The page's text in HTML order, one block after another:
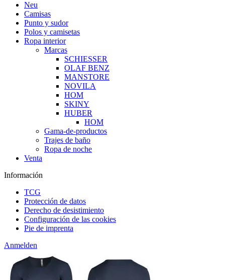
Neu
Camisas
Punto y sudor
Polos y camisetas
Ropa interior
Marcas
SCHIESSER
OLAF BENZ
MANSTORE
NOVILA
HOM
SKINY
HUBER
HOM
Gama-de-productos
Trajes de baño
Ropa de noche
Venta
Información
TCG
Protección de datos
Derecho de desistimiento
Configuración de las cookies
Pie de imprenta
Anmelden